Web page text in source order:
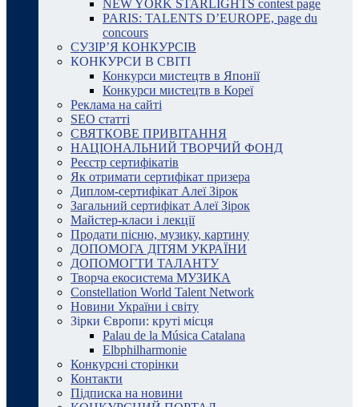
NEW YORK STARLIGHTS contest page
PARIS: TALENTS D’EUROPE, page du
concours
СУЗІР’Я КОНКУРСІВ
КОНКУРСИ В СВІТІ
Конкурси мистецтв в Японії
Конкурси мистецтв в Кореї
Реклама на сайті
SEO статті
СВЯТКОВЕ ПРИВІТАННЯ
НАЦІОНАЛЬНИЙ ТВОРЧИЙ ФОНД
Реєстр сертифікатів
Як отримати сертифікат призера
Диплом-сертифікат Алеї Зірок
Загальний сертифікат Алеї Зірок
Майстер-класи і лекції
Продати пісню, музику, картину
ДОПОМОГА ДІТЯМ УКРАЇНИ
ДОПОМОГТИ ТАЛАНТУ
Творча екосистема МУЗИКА
Constellation World Talent Network
Новини України і світу
Зірки Європи: круті місця
Palau de la Música Catalana
Elbphilharmonie
Конкурсні сторінки
Контакти
Підписка на новини